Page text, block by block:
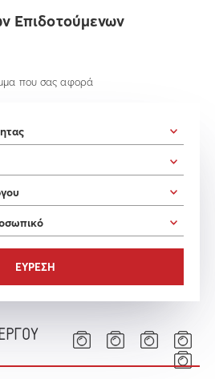
Επιδοτούμενων
που σας αφορά